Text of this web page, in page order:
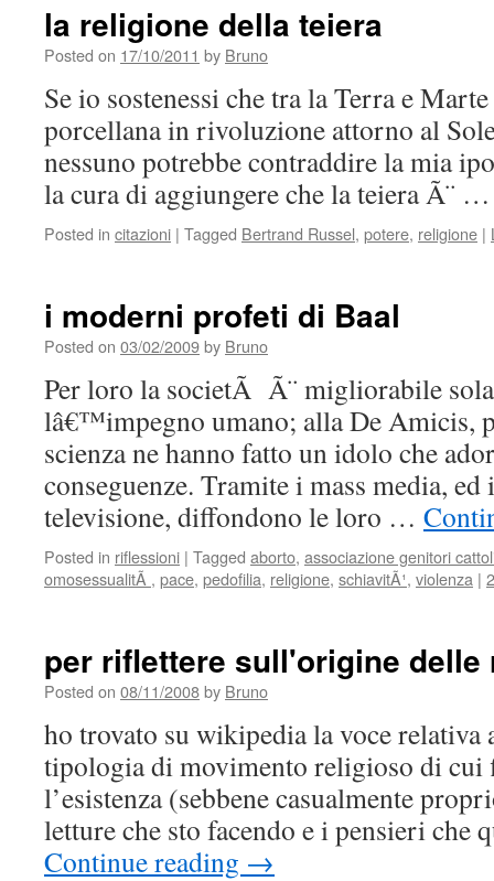
la religione della teiera
Posted on 17/10/2011 by Bruno
Se io sostenessi che tra la Terra e
porcellana in rivoluzione attorno al
nessuno potrebbe contraddire la mia
la cura di aggiungere che la teiera Ã¨
Posted in citazioni | Tagged Bertrand Russel, potere, religione |
i moderni profeti di Baal
Posted on 03/02/2009by Bruno
Per loro la societÃ Ã¨ migliorabile
lâ€™impegno umano; alla De Amicis,
scienza ne hanno fatto un idolo che
conseguenze. Tramite i mass media,
televisione, diffondono le loro …
Posted in riflessioni | Tagged aborto, associazione genitori
omosessualitÃ , pace, pedofilia, religione, schiavitÃ¹, violenza |
per riflettere sull'origine delle
Posted on 08/11/2008by Bruno
ho trovato su wikipedia la voce relativa
tipologia di movimento religioso di cui
l’esistenza (sebbene casualmente
letture che sto facendo e i pensieri che
Continue reading →